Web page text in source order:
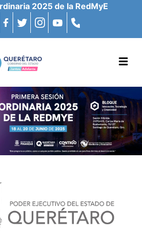
2025 de la RedMyE
ChatbotFacebookTwitterInstagramYoutube